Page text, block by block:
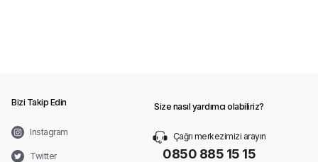
Bizi Takip Edin
Instagram
Twitter
Size nasıl yardımcı olabiliriz?
Çağrı merkezimizi arayın
0850 885 15 15